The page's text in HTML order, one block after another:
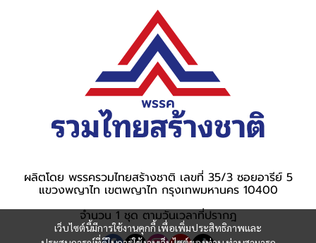
เว็บไซต์นี้มีการใช้งานคุกกี้ เพื่อเพิ่มประสิทธิภาพและ
ผลิตโดย พรรครวมไทยสร้างชาติ เลขที่ 35/3 ซอยอารีย์ 5
แขวงพญาไท เขตพญาไท กรุงเทพมหานคร 10400
จำนวน 1 ชุด ตามวันเวลาที่ปรากฎ